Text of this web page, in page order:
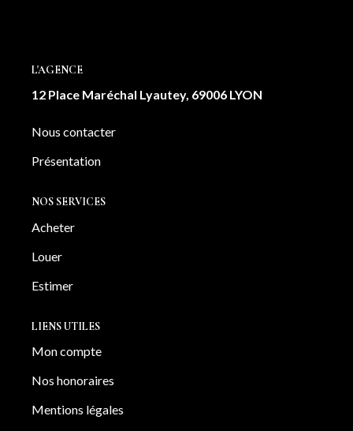
Notre actu
L'AGENCE
12 Place Maréchal Lyautey, 69006 LYON
Nous contacter
Présentation
NOS SERVICES
Acheter
Louer
Estimer
LIENS UTILES
Mon compte
Nos honoraires
Mentions légales